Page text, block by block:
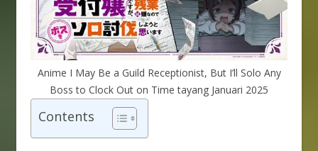
Anime I May Be a Guild Receptionist, But I’ll Solo Any
Boss to Clock Out on Time tayang Januari 2025
Contents